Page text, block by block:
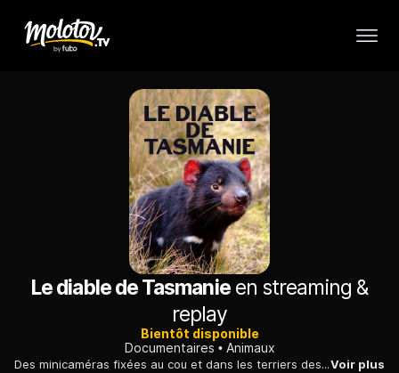
Le diable de Tasmanieen streaming &
replay
Bientôt disponible
Documentaires
Animaux
Des minicaméras fixées au cou et dans les terriers des diables de Tasmanie donnent à voir des mammifères étonnants, décimés par un cancer contagieux depuis les années 90.Voir plus